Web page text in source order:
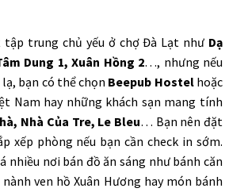
tập trung chủ yếu ở chợ Đà Lạt như Dạ
Dung 1, Xuân Hồng 2…, nhưng nếu
bạn có thể chọn Beepub Hostel hoặc
Nam hay những khách sạn mang tính
Nhà Của Tre, Le Bleu… Bạn nên đặt
xếp phòng nếu bạn cần check in sớm.
nhiều nơi bán đồ ăn sáng như bánh căn
ven hồ Xuân Hương hay món bánh